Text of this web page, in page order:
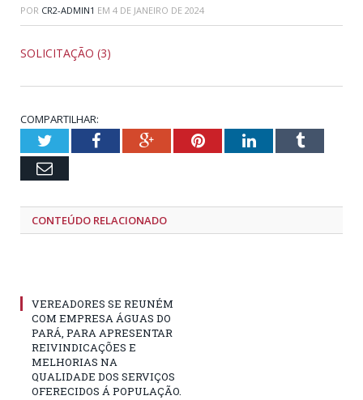
POR CR2-ADMIN1 EM 4 DE JANEIRO DE 2024
SOLICITAÇÃO (3)
COMPARTILHAR:
TwitterFacebookGoogle+PinterestLinkedInTumblr
Email
CONTEÚDO RELACIONADO
VEREADORES SE REUNÉM
COM EMPRESA ÁGUAS DO
PARÁ, PARA APRESENTAR
REIVINDICAÇÕES E
MELHORIAS NA
QUALIDADE DOS SERVIÇOS
OFERECIDOS Á POPULAÇÃO.